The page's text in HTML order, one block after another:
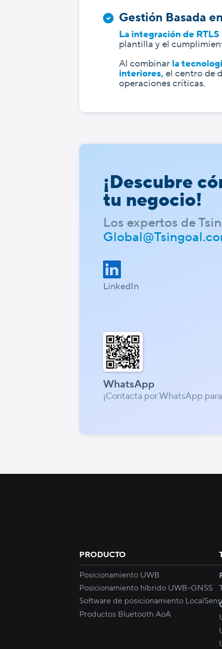
Gestión Basada
La integración de RTLS
plantilla y el
Al combinar la
interiores, el centro de
operaciones críticas.
¡Descubre
tu negocio!
Los expertos de
LinkedIn
WhatsApp
¡Contacta por WhatsApp
PRODUCTO
Posicionamiento UWB
Posicionamiento híbrido UWB-GNSS
Software de posicionamiento
Productos Bluetooth AoA